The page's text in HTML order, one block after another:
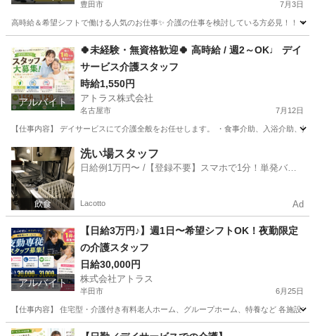
豊田市 7月3日
高時給＆希望シフトで働ける人気のお仕事✨ 介護の仕事を検討している方必見！！
介護士 愛知 安城市 介護士
アルバイト
🍀未経験・無資格歓迎🍀 高時給 / 週2～OK♩ デイ
サービス介護スタッフ
時給1,550円
アトラス株式会社
名古屋市 7月12日
【仕事内容】 デイサービスにて介護全般をお任せします。 ・食事介助、入浴介助、
愛知 名古屋市 介護 スタッフ
洗い場スタッフ
日給例1万円〜 /【登録不要】スマホで1分！単発バイ
Lacotto Ad
アルバイト
【日給3万円♪】週1日〜希望シフトOK！夜勤限定
の介護スタッフ
日給30,000円
株式会社アトラス
半田市 6月25日
【仕事内容】 住宅型・介護付き有料老人ホーム、グループホーム、特養など 各施設
愛知 半田市 介護士 スタッフ